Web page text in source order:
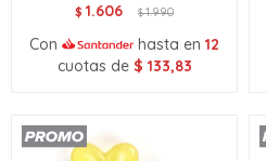
$ 1.606 $1.990
Con hasta en 12
cuotas de $ 133,83